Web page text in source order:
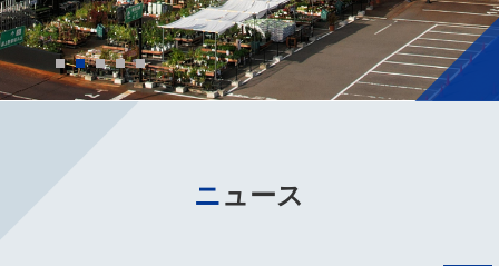
ニュース